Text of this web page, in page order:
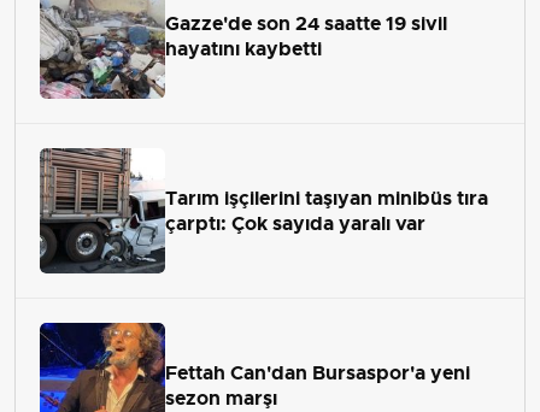
Gazze'de son 24 saatte 19 sivil
hayatını kaybetti
Tarım işçilerini taşıyan minibüs tıra
çarptı: Çok sayıda yaralı var
Fettah Can'dan Bursaspor'a yeni
sezon marşı